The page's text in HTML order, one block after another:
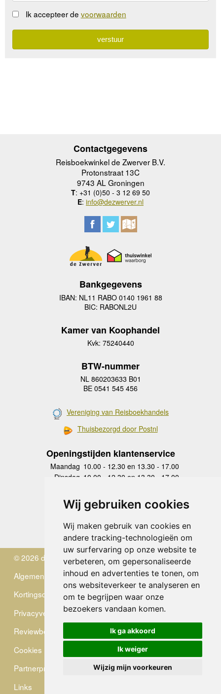
Wij gebruiken cookies
Wij maken gebruik van cookies en
andere tracking-technologieën om
uw surfervaring op onze website te
verbeteren, om gepersonaliseerde
inhoud en advertenties te tonen, om
ons websiteverkeer te analyseren en
om te begrijpen waar onze
bezoekers vandaan komen.
Ik ga akkoord
Ik weiger
Wijzig mijn voorkeuren
Ik accepteer de voorwaarden
Contactgegevens
Reisboekwinkel de Zwerver B.V.
Protonstraat 13C
9743 AL Groningen
T: +31 (0)50 - 3 12 69 50
E: info@dezwerver.nl
Bankgegevens
IBAN: NL11 RABO 0140 1961 88
BIC: RABONL2U
Kamer van Koophandel
Kvk: 75240440
BTW-nummer
NL 860203633 B01
BE 0541 545 456
Vereniging van Reisboekhandels
Thuisbezorgd door Postnl
Openingstijden klantenservice
Maandag 10.00 - 12.30 en 13.30 - 17.00
Dinsdag 10.00 - 12.30 en 13.30 - 17.00
Donderdag
10.00 - 12.30 en 13.30 - 17.00
Vrijdag 10.00 - 12.30 en 13.30 - 17.00
Zaterdag
gesloten
Zondag gesloten
© 2026 de Zwerver
Algemene Voorwaarden
Kortingscode
Privacyverklaring
Reviewbeleid
Cookies
Partnerprogramma
Links